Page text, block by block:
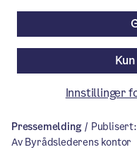
Byrådsavdeling
direktør i
begge fått
Pressemelding/
Av Byrådslederens kontor
Innstillinger